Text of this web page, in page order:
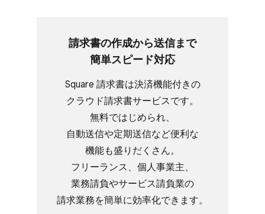
請求書の​作成から​送信まで​
簡単スピード対応
Square 請求書は​決済機能​付きの​
クラウド請求書サービスです。​
無料で​はじめられ、​
自動送信や定期送信など​便利な​
機能も​盛りだくさん。​
フリーランス、​個人事業主、​
業務請負や​サービス請負業の​
請求業務を​簡単に​効率化できます。